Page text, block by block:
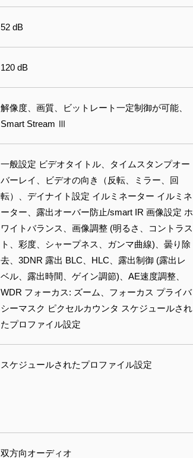
52 dB
120 dB
解像度、画質、ビットレート一定制御が可能、
Smart Stream Ⅲ
一般設定 ビデオタイトル、タイムスタンプオー
バーレイ、ビデオの向き（反転、ミラー、回
転）、デイナイト設定 イルミネーター イルミネ
ーター、露出オーバー防止/smart IR 画像設定 ホ
ワイトバランス、画像調整 (明るさ、コントラス
ト、彩度、シャープネス、ガンマ曲線)、曇り除
去、3DNR 露出 BLC、HLC、露出制御 (露出レ
ベル、露出時間、ゲイン調節)、AE速度調整、
WDR フォーカス: ズーム、フォーカス プライバ
シーマスク ピクセルカウンタ スケジュールされ
たプロファイル設定
スケジュールされたプロファイル設定
双方向オーディオ